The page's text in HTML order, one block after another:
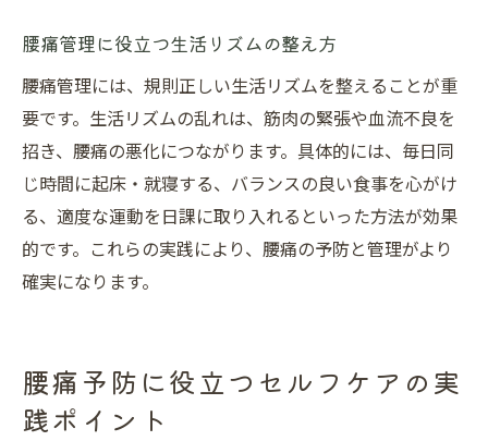
腰痛管理に役立つ生活リズムの整え方
腰痛管理には、規則正しい生活リズムを整えることが重
要です。生活リズムの乱れは、筋肉の緊張や血流不良を
招き、腰痛の悪化につながります。具体的には、毎日同
じ時間に起床・就寝する、バランスの良い食事を心がけ
る、適度な運動を日課に取り入れるといった方法が効果
的です。これらの実践により、腰痛の予防と管理がより
確実になります。
腰痛予防に役立つセルフケアの実
践ポイント